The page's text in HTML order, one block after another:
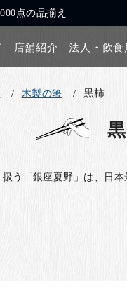
点の品揃え
店舗紹介 法人・飲食
木製の箸 黒柿
う「銀座夏野」は、日本